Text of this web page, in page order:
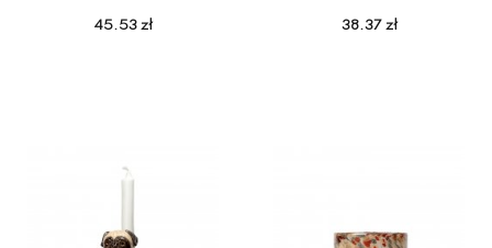
45.53 zł 38.37 zł